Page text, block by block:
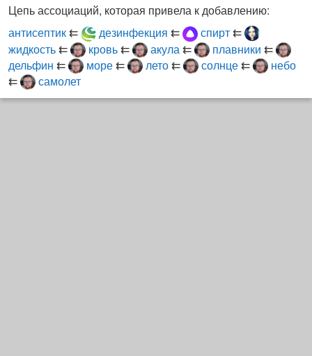
Цепь ассоциаций, которая привела к добавлению:
антисептик⇇ дезинфекция ⇇ спирт⇇
жидкость⇇ кровь⇇ акула⇇ плавники ⇇
дельфин ⇇ море⇇ лето⇇ солнце⇇
небо
⇇
самолет